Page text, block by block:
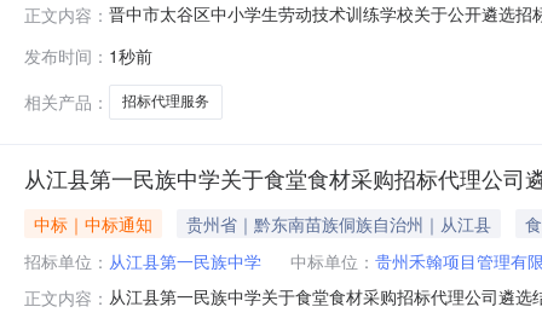
正文内容： 晋中市太谷区中小学生劳动技术训练学校关于公开遴选
机构二、服务内容为晋中市太谷区中小学生劳动技术训
告；（三）组织开标、评标活动；（四）协助签订服
发布时间： 1秒前
相关产品：
招标代理服务
从江县第一民族中学关于食堂食材采购招标代理公司
中标｜中标通知 贵州省｜黔东南苗族侗族自治州｜从江县
招标单位： 从江县第一民族中学 中标单位： 贵州禾翰项目管理有
正文内容： 从江县第一民族中学关于食堂食材采购招标代理公司遴